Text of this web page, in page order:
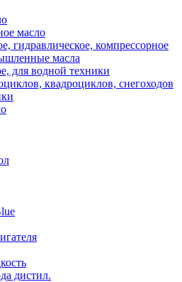
масло
гидравлическое, компрессорное
масла
для водной техники
квадроциклов, снегоходов
дистил.